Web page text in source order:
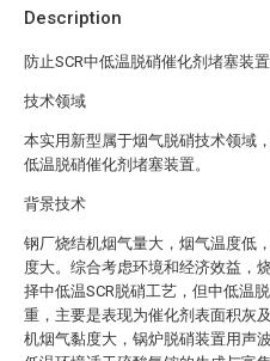
Description
防止SCR中低温脱硝催化剂堵塞装置
技术领域
本实用新型属于烟气脱硝技术领域
低温脱硝催化剂堵塞装置。
背景技术
钢厂烧结机烟气量大，烟气温度低
度大。综合考虑环境和经济效益，
择中低温SCR脱硝工艺，但中低温
重，主要是表现为催化剂表面积灰
机烟气黏度大，锅炉脱硝装置用声